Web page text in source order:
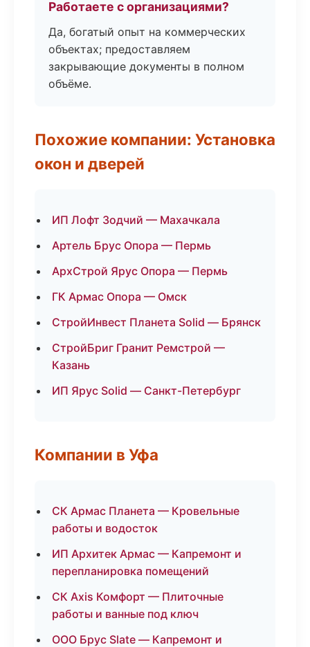
Работаете с организациями?
Да, богатый опыт на коммерческих
объектах; предоставляем
закрывающие документы в полном
объёме.
Похожие компании: Установка
окон и дверей
ИП Лофт Зодчий — Махачкала
Артель Брус Опора — Пермь
АрхСтрой Ярус Опора — Пермь
ГК Армас Опора — Омск
СтройИнвест Планета Solid — Брянск
СтройБриг Гранит Ремстрой —
Казань
ИП Ярус Solid — Санкт-Петербург
Компании в Уфа
СК Армас Планета — Кровельные
работы и водосток
ИП Архитек Армас — Капремонт и
перепланировка помещений
СК Axis Комфорт — Плиточные
работы и ванные под ключ
ООО Брус Slate — Капремонт и